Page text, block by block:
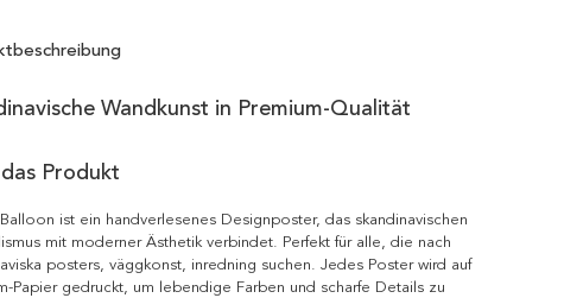
Wandkunst in Premium-Qualität
Produkt
ist ein handverlesenes Designposter, das skandinavischen
mit moderner Ästhetik verbindet. Perfekt für alle, die nach
posters, väggkonst, inredning suchen. Jedes Poster wird auf
Papier gedruckt, um lebendige Farben und scharfe Details zu